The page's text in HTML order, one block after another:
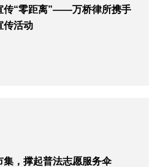
传“零距离”——万桥律所携手
传活动
，撑起普法志愿服务伞